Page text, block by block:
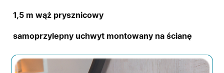
1,5 m wąż prysznicowy
samoprzylepny uchwyt montowany na ścianę